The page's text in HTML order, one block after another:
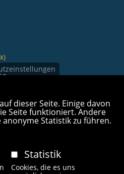
Alle Rechte vorbehalten.
dieser Seite. Einige davon
Seite funktioniert. Andere
Statistik zu führen.
Statistik
Cookies, die es uns